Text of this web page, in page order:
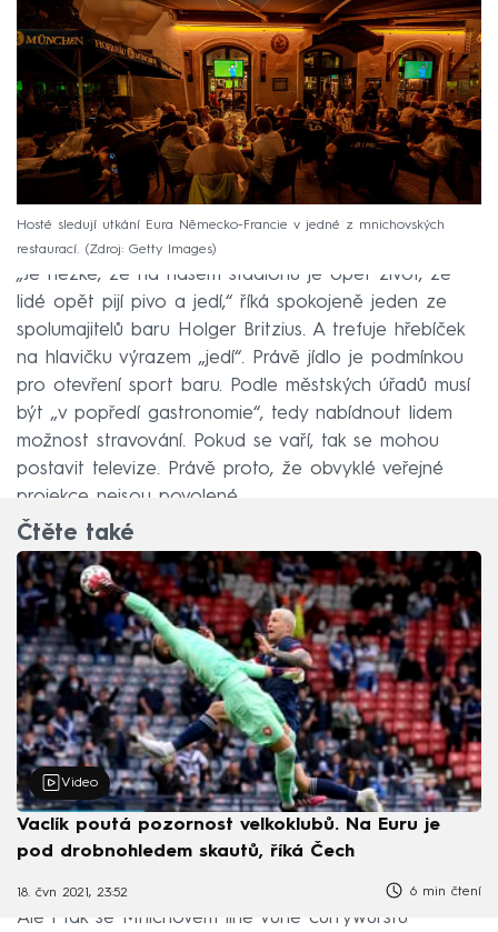
Hosté sledují utkání Eura Německo-Francie v jedné z mnichovských
restaurací.
Zdroj: Getty Images
„Je hezké, že na našem stadionu je opět život, že
lidé opět pijí pivo a jedí,“ říká spokojeně jeden ze
spolumajitelů baru Holger Britzius. A trefuje hřebíček
na hlavičku výrazem „jedí“. Právě jídlo je podmínkou
pro otevření sport baru. Podle městských úřadů musí
být „v popředí gastronomie“, tedy nabídnout lidem
možnost stravování. Pokud se vaří, tak se mohou
postavit televize. Právě proto, že obvyklé veřejné
projekce nejsou povolené.
Čtěte také
Video
Vaclík poutá pozornost velkoklubů. Na Euru je
pod drobnohledem skautů, říká Čech
18. čvn 2021, 23:52 6 min čtení
Ale i tak se Mnichovem line vůně currywurstu